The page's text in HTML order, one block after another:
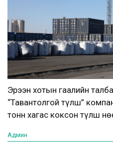
Эрээн хотын гаалийн
“Тавантолгой түлш”
тонн хагас коксон түлш
Админ